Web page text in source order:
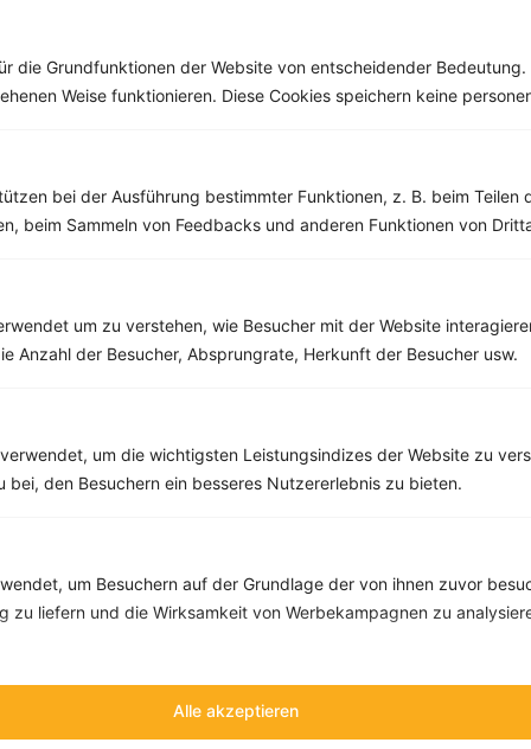
die Grundfunktionen der Website von entscheidender Bedeutung.
Weise funktionieren. Diese Cookies speichern keine
bei der Ausführung bestimmter Funktionen, z. B. beim Teilen
beim Sammeln von Feedbacks und anderen Funktionen von
um zu verstehen, wie Besucher mit der Website
Anzahl der Besucher, Absprungrate, Herkunft der Besucher usw.
um die wichtigsten Leistungsindizes der Website zu
bei, den Besuchern ein besseres Nutzererlebnis zu bieten.
um Besuchern auf der Grundlage der von ihnen zuvor
zu liefern und die Wirksamkeit von Werbekampagnen zu
Alle akzeptieren
Eiweiß:22 g
Kohlehydrate:76 g
Rezepte mit 600 bis 700 kcal
Schweinefleisch mit Auberginen, Möhren, Tomaten und Paprika
Kohlehydrate:33 g